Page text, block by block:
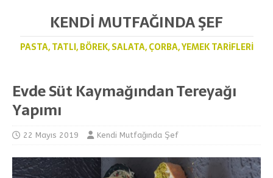
KENDI MUTFAĞINDA ŞEF
PASTA, TATLI, BÖREK, SALATA, ÇORBA, YEMEK TARIFLERI
Evde Süt Kaymağından Tereyağı
Yapımı
22 Mayıs 2019 Kendi Mutfağında Şef